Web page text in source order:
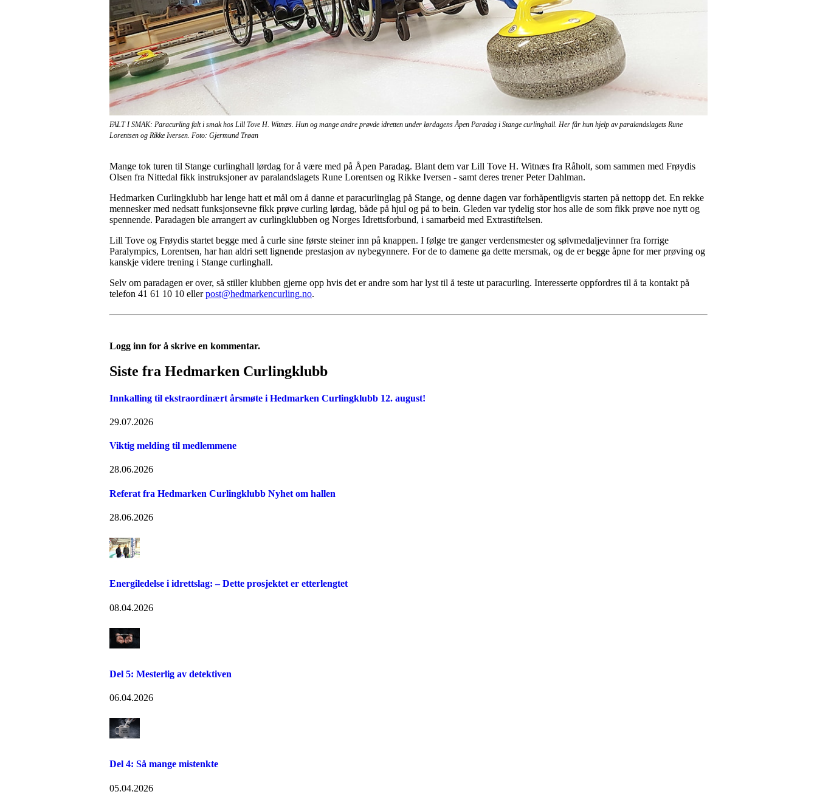
FALT I SMAK: Paracurling falt i smak hos Lill Tove H. Witnæs. Hun og mange andre prøvde idretten under lørdagens Åpen Paradag i Stange curlinghall. Her får hun hjelp av paralandslagets Rune
Lorentsen og Rikke Iversen. Foto: Gjermund Trøan
Mange tok turen til Stange curlinghall lørdag for å være med på Åpen Paradag. Blant dem var Lill Tove H. Witnæs fra Råholt, som sammen med Frøydis
Olsen fra Nittedal fikk instruksjoner av paralandslagets Rune Lorentsen og Rikke Iversen - samt deres trener Peter Dahlman.
Hedmarken Curlingklubb har lenge hatt et mål om å danne et paracurlinglag på Stange, og denne dagen var forhåpentligvis starten på nettopp det. En rekke
mennesker med nedsatt funksjonsevne fikk prøve curling lørdag, både på hjul og på to bein. Gleden var tydelig stor hos alle de som fikk prøve noe nytt og
spennende. Paradagen ble arrangert av curlingklubben og Norges Idrettsforbund, i samarbeid med Extrastiftelsen.
Lill Tove og Frøydis startet begge med å curle sine første steiner inn på knappen. I følge tre ganger verdensmester og sølvmedaljevinner fra forrige
Paralympics, Lorentsen, har han aldri sett lignende prestasjon av nybegynnere. For de to damene ga dette mersmak, og de er begge åpne for mer prøving og
kanskje videre trening i Stange curlinghall.
Selv om paradagen er over, så stiller klubben gjerne opp hvis det er andre som har lyst til å teste ut paracurling. Interesserte oppfordres til å ta kontakt på
telefon 41 61 10 10 ellerpost@hedmarkencurling.no.
Logg inn for å skrive en kommentar.
Siste fra Hedmarken Curlingklubb
Innkalling til ekstraordinært årsmøte i Hedmarken Curlingklubb 12. august!
29.07.2026
Viktig melding til medlemmene
28.06.2026
Referat fra Hedmarken Curlingklubb Nyhet om hallen
28.06.2026
Energiledelse i idrettslag: – Dette prosjektet er etterlengtet
08.04.2026
Del 5: Mesterlig av detektiven
06.04.2026
Del 4: Så mange mistenkte
05.04.2026